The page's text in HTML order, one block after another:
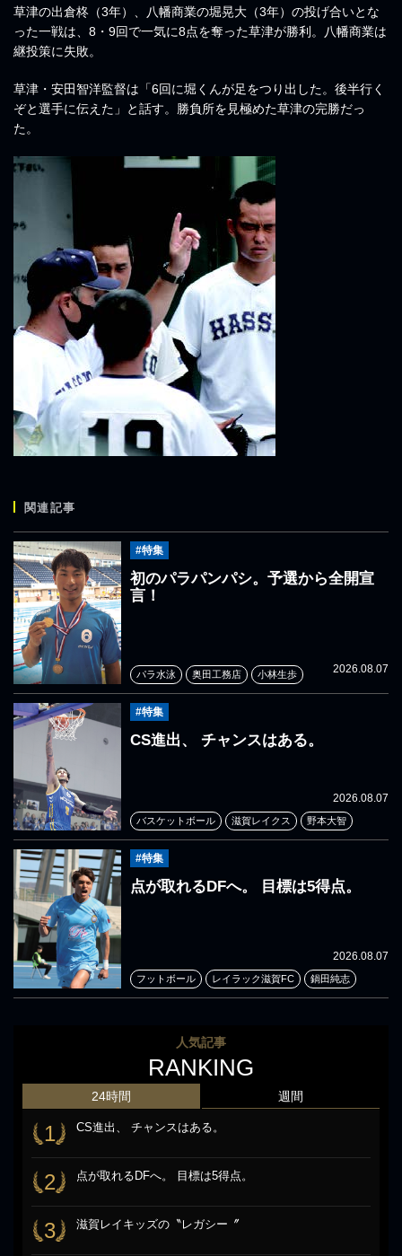
草津の出倉柊（3年）、八幡商業の堀晃大（3年）の投げ合いとな
った一戦は、8・9回で一気に8点を奪った草津が勝利。八幡商業は
継投策に失敗。
草津・安田智洋監督は「6回に堀くんが足をつり出した。後半行く
ぞと選手に伝えた」と話す。勝負所を見極めた草津の完勝だっ
た。
関連記事
#特集
初のパラパンパシ。予選から全開宣
言！
2026.08.07
パラ水泳 奥田工務店 小林生歩
#特集
CS進出、 チャンスはある。
2026.08.07
バスケットボール 滋賀レイクス 野本大智
#特集
点が取れるDFへ。 目標は5得点。
2026.08.07
フットボール レイラック滋賀FC 鍋田純志
人気記事
RANKING
24時間
1 CS進出、 チャンスはある。
2 点が取れるDFへ。 目標は5得点。
3 滋賀レイキッズの〝レガシー〞
週間